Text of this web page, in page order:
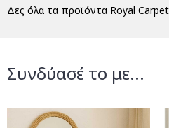
Δες όλα τα προϊόντα Royal
Συνδύασέ το με...